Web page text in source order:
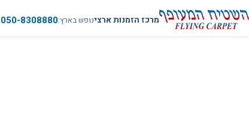
מרכז הזמנות ארצינופש בארץ050-8308880